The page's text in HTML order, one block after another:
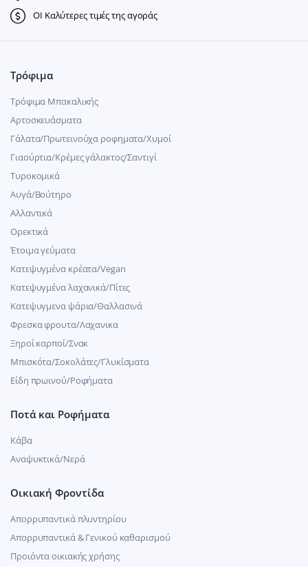
ΟΙ Καλύτερες τιμές της αγοράς
Τρόφιμα
Τρόφιμα Μπακαλικής
Αρτοσκευάσματα
Γάλατα/Πρωτεινούχα ροφηματα/Χυμοί
Γιαούρτια/Κρέμες γάλακτος/Σαντιγί
Τυροκομικά
Αυγά/Βούτηρο
Αλλαντικά
Ορεκτικά
Έτοιμα γεύματα
Κατεψυγμένα κρέατα/Vegan
Kατεψυγμένα λαχανικά/Πίτες
Κατεψυγμενα ψάρια/Θαλλασινά
Φρεσκα φρουτα/Λαχανικα
Ξηροί καρποί/Σνακ
Μπισκότα/Σοκολάτες/Γλυκίσματα
Είδη πρωινού/Ροφήματα
Ποτά και Ροφήματα
Κάβα
Αναψυκτικά/Νερά
Οικιακή Φροντίδα
Απορρυπαντικά πλυντηρίου
Απορρυπαντικά & Γενικού καθαρισμού
Προιόντα οικιακής χρήσης